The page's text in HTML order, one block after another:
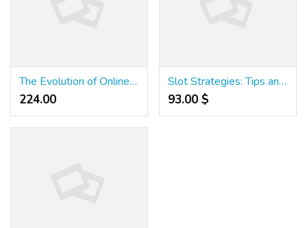
The Evolution of Online Slot Casinos in Thailand: What You Need to Know
224.00 ₹
Slot Strategies: Tips and Tricks for Success in Thai Online Casinos
93.00 $